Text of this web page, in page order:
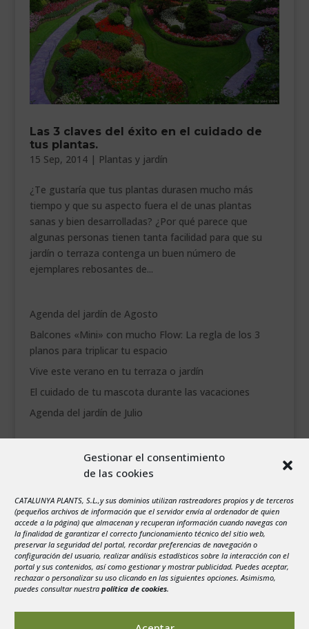
Gestionar el consentimiento
de las cookies
CATALUNYA PLANTS, S.L.,y sus dominios utilizan rastreadores propios y de terceros
(pequeños archivos de información que el servidor envía al ordenador de quien
accede a la página) que almacenan y recuperan información cuando navegas con
la finalidad de garantizar el correcto funcionamiento técnico del sitio web,
preservar la seguridad del portal, recordar preferencias de navegación o
configuración del usuario, realizar análisis estadísticos sobre la interacción con el
portal y sus contenidos, así como gestionar y mostrar publicidad. Puedes aceptar,
rechazar o personalizar su uso clicando en las siguientes opciones. Asimismo,
puedes consultar nuestra política de cookies.
Las 3 claves del éxito en el cuidado de
tus plantas.
15 Sep, 2014| Plantas y jardín
¿Te gustaría que tus plantas durasen mucho más
tiempo y que su aspecto fuera el de unas plantas
sanas y bien desarrolladas? ¿Por qué parece que
algunas personas tienen tanta facilidad para que su
jardín o terraza contenga un buen número de
ejemplares rebosantes de...
Agenda del jardín de Agosto
Balcones «Mini» con mucho Flow: La regla de los 3
planos para triplicar tu espacio
Vive este verano en tu terraza o jardín
El cuidado de tu mascota durante las vacaciones
Agenda del jardín de Julio
X J V S
3
4 5 6 7 8
9
10
11 12 13 14 15
16
17
18 19 20 21 22
23
24
25 26 27 28 29
30
31